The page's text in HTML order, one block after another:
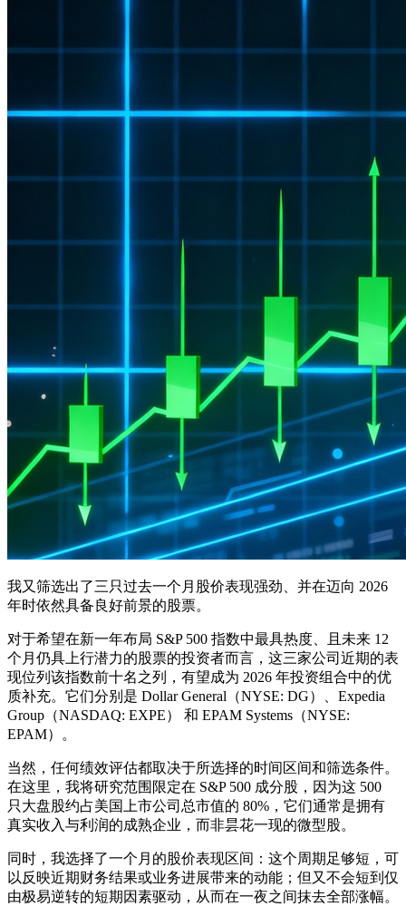
我又筛选出了三只过去一个月股价表现强劲、并在迈向 2026
年时依然具备良好前景的股票。
对于希望在新一年布局 S&P 500 指数中最具热度、且未来 12
个月仍具上行潜力的股票的投资者而言，这三家公司近期的表
现位列该指数前十名之列，有望成为 2026 年投资组合中的优
质补充。它们分别是 Dollar General（NYSE: DG）、Expedia
Group（NASDAQ: EXPE） 和 EPAM Systems（NYSE:
EPAM）。
当然，任何绩效评估都取决于所选择的时间区间和筛选条件。
在这里，我将研究范围限定在 S&P 500 成分股，因为这 500
只大盘股约占美国上市公司总市值的 80%，它们通常是拥有
真实收入与利润的成熟企业，而非昙花一现的微型股。
同时，我选择了一个月的股价表现区间：这个周期足够短，可
以反映近期财务结果或业务进展带来的动能；但又不会短到仅
由极易逆转的短期因素驱动，从而在一夜之间抹去全部涨幅。